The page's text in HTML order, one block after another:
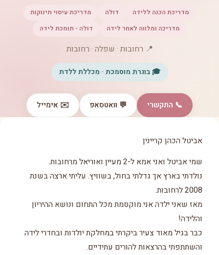
מדריכת הכנה ללידה דולה
מדריכת עיסוי תינוקות
מדריכה ומלווה לאחר לידה
דולה - תומכת לידה
📍 רחובות · שפלה · רחובות
🎓 בוגרת מוסמכת · מכללת ללדת
📞 התקשרי 💬 וואטסאפ ✉️ אימייל
אביטל הכהן קריינין
שמי אביטל ואני אמא ל-2 מעיין ואוריאל מרחובות.
נולדתי בארץ אך גדלתי בחול, בשוויץ. עליתי ארצה בשנת
2008 לרחובות.
מאז שאני ילדה אני מוקסמת מכל התחום ונושא ההיריון
והלידה!
כבר בגיל מאוד צעיר ביקרתי במחלקת יולדות ובחדרי לידה
והשתתפתי בהרצאות להורים עתידיים.